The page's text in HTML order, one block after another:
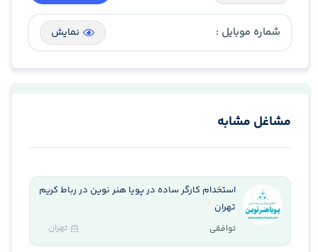
شماره موبایل : نمایش
مشاغل مشابه
استخدام کارگر ساده در پویا هنر نوین در رباط کریم
تهران
توافقی تهران